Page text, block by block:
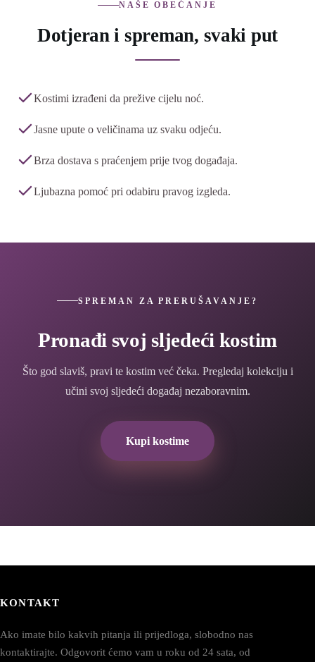
NAŠE OBEĆANJE
Dotjeran i spreman, svaki put
Kostimi izrađeni da prežive cijelu noć.
Jasne upute o veličinama uz svaku odjeću.
Brza dostava s praćenjem prije tvog događaja.
Ljubazna pomoć pri odabiru pravog izgleda.
SPREMAN ZA PRERUŠAVANJE?
Pronađi svoj sljedeći kostim
Što god slaviš, pravi te kostim već čeka. Pregledaj kolekciju i
učini svoj sljedeći događaj nezaboravnim.
Kupi kostime
KONTAKT
Ako imate bilo kakvih pitanja ili prijedloga, slobodno nas
kontaktirajte. Odgovorit ćemo vam u roku od 24 sata, od